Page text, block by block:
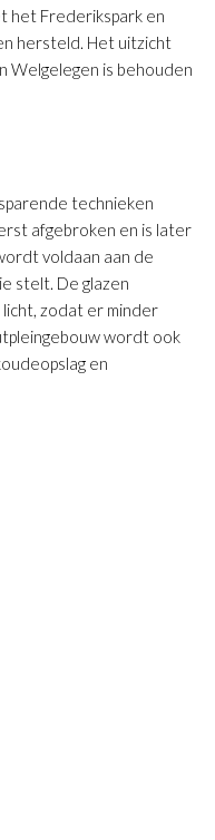
het Frederikspark en
hersteld. Het uitzicht
Welgelegen is behouden
technieken
afgebroken en is later
voldaan aan de
stelt. De glazen
zodat er minder
wordt ook
en